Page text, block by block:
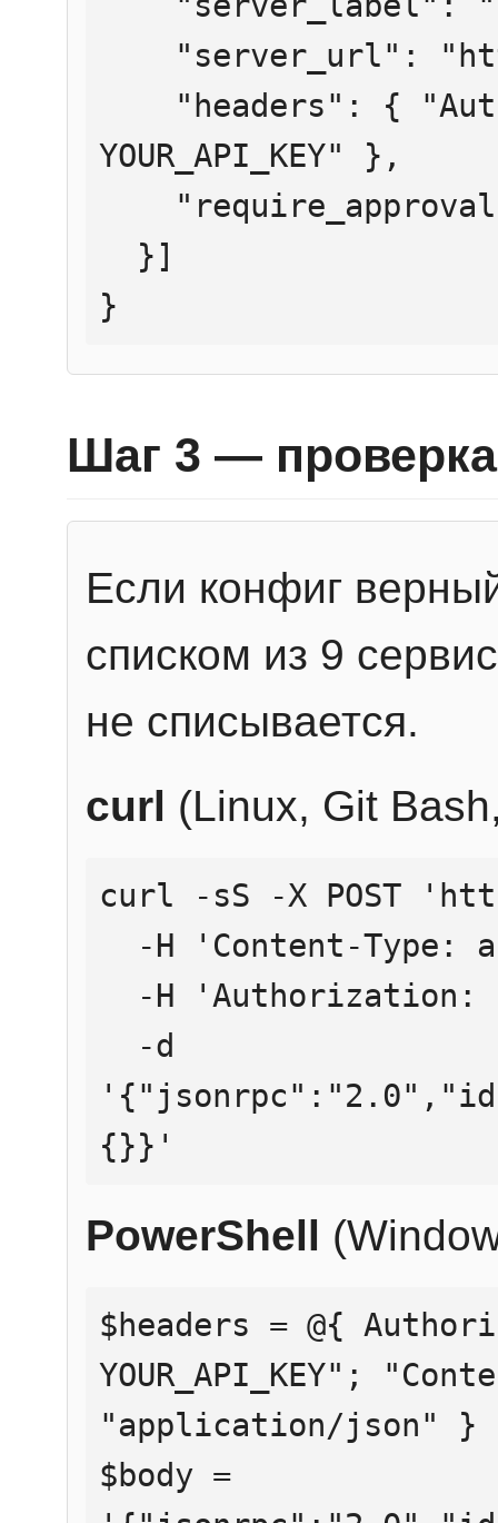
YOUR_API_KEY" },
}
Шаг 3 — проверка
Если конфиг
списком из 9
не списывается.
curl (Linux, Git
curl -sS -X POST
{}}'
PowerShell
$headers = @{
YOUR_API_KEY";
"application/json" }
$body =